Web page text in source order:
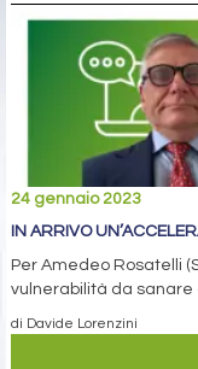
24 gennaio 2023
IN ARRIVO
Per Amedeo Rosatelli
vulnerabilità da
di Davide Lorenzini